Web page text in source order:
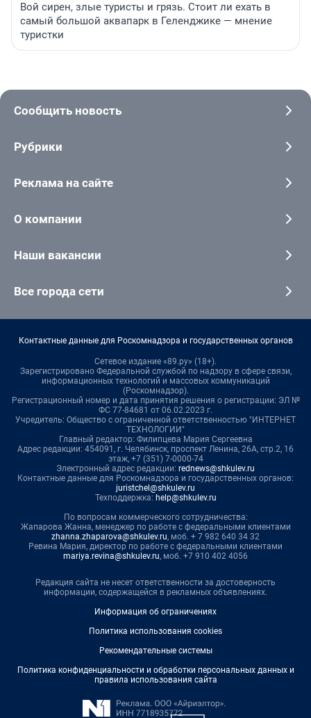
Вой сирен, злые туристы и грязь. Стоит ли ехать в
самый большой аквапарк в Геленджике — мнение
туристки
Сообщить новость
Рубрики
Реклама на сайте
О компании
Наши вакансии
Все города сети
Контактные данные для Роскомнадзора и государственных органов
Сетевое издание «89.ру» (18+).
Зарегистрировано Федеральной службой по надзору в сфере связи,
информационных технологий и массовых коммуникаций
(Роскомнадзор).
Регистрационный номер и дата принятия решения о регистрации: ЭЛ №
ФС 77-84681 от 06.02.2023 г.
Учредитель: Общество с ограниченной ответственностью "ИНТЕРНЕТ
ТЕХНОЛОГИИ"
Главный редактор: Филипцева Мария Сергеевна
Адрес редакции: 454091, г. Челябинск, проспект Ленина, 26А, стр.2, 16
этаж, +7 (351) 7-0000-74
Электронный адрес редакции: rednews@shkulev.ru
Контактные данные для Роскомнадзора и государственных органов:
juristchel@shkulev.ru
Техподдержка: help@shkulev.ru
По вопросам коммерческого сотрудничества:
Жапарова Жанна, менеджер по работе с федеральными клиентами
zhanna.zhaparova@shkulev.ru, моб. + 7 982 640 34 32
Ревина Мария, директор по работе с федеральными клиентами
mariya.revina@shkulev.ru, моб. +7 910 402 4056
Редакция сайта не несет ответственности за достоверность
информации, содержащейся в рекламных объявлениях.
Информация об ограничениях
Политика использования cookies
Рекомендательные системы
Политика конфиденциальности и обработки персональных данных и
правила использования сайта